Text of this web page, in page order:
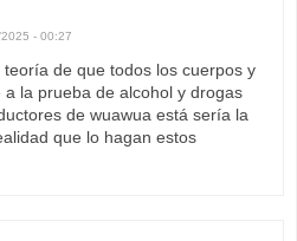
- 00:27
de que todos los cuerpos y
la prueba de alcohol y drogas
de wuawua está sería la
que lo hagan estos